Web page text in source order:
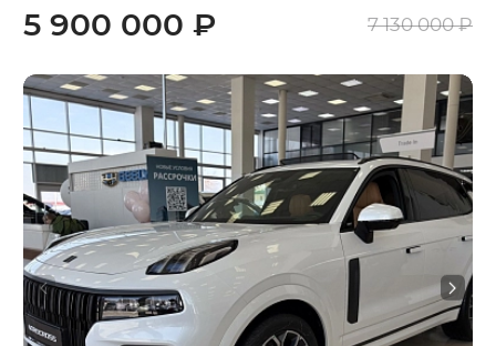
5 900 000 ₽ 7 130 000 ₽